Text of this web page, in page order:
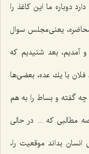
دوباره ما این كاغذ را
یعنی‌مجلس سوال
آمدیم، بعد شنیدیم كه
با یك عده، بعضی‌ها
چه گفته و بساط را به هم
مطالبی كه ... در حالی
بداند موقعیت را،